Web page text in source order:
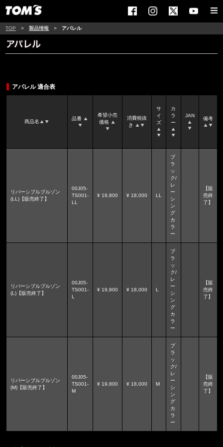
TOP >製品情報 > アパレル
アパレル 適合表
商品名
品番
希望小売
価格
消費税抜
き
サ
イ
ズ
カ
ラ
ー
JAN
備考
リバーシブルブルゾン
(LL)【販売終了】
00J05-
TS001-
LL
¥ 19,800 ¥ 18,000 LL
ブ
ラ
ッ
ク/
レ
ー
シ
ン
グ
カ
ラ
ー
【販
売終
了】
リバーシブルブルゾン
(L)【販売終了】
00J05-
TS001-
L
¥ 19,800 ¥ 18,000 L
ブ
ラ
ッ
ク/
レ
ー
シ
ン
グ
カ
ラ
ー
【販
売終
了】
リバーシブルブルゾン
(M)【販売終了】
00J05-
TS001-
M
¥ 19,800 ¥ 18,000 M
ブ
ラ
ッ
ク/
レ
ー
シ
ン
グ
カ
ラ
ー
【販
売終
了】